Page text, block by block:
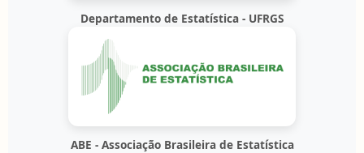
Departamento de Estatística - UFRGS
ABE - Associação Brasileira de Estatística